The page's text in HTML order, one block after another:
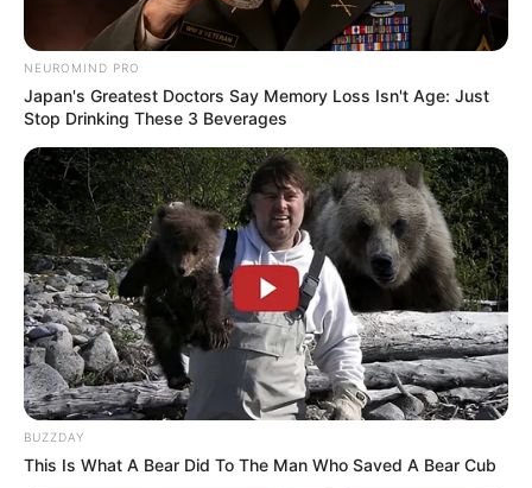
NEUROMIND PRO
Japan's Greatest Doctors Say Memory Loss Isn't Age: Just
Stop Drinking These 3 Beverages
BUZZDAY
This Is What A Bear Did To The Man Who Saved A Bear Cub